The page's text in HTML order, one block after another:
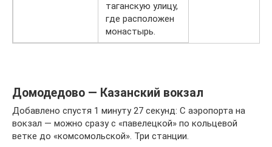
таганскую улицу,
где расположен
монастырь.
Домодедово — Казанский вокзал
Добавлено спустя 1 минуту 27 секунд: С аэропорта на
вокзал — можно сразу с «павелецкой» по кольцевой
ветке до «комсомольской». Три станции.